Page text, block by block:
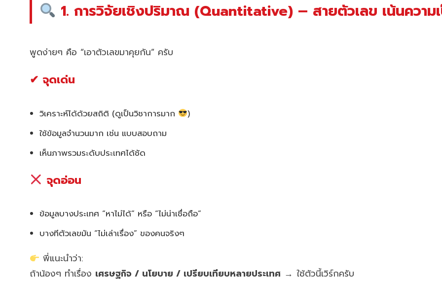
1. การวิจัยเชิงปริมาณ (Quantitative) – สายตัวเลข เน้นความเ
พูดง่ายๆ คือ “เอาตัวเลขมาคุยกัน” ครับ
✔ จุดเด่น
วิเคราะห์ได้ด้วยสถิติ (ดูเป็นวิชาการมาก
)
ใช้ข้อมูลจำนวนมาก เช่น แบบสอบถาม
เห็นภาพรวมระดับประเทศได้ชัด
จุดอ่อน
ข้อมูลบางประเทศ “หาไม่ได้” หรือ “ไม่น่าเชื่อถือ”
บางทีตัวเลขมัน “ไม่เล่าเรื่อง” ของคนจริงๆ
พี่แนะนำว่า:
ถ้าน้องๆ ทำเรื่อง เศรษฐกิจ / นโยบาย / เปรียบเทียบหลายประเทศ → ใช้ตัวนี้เวิร์กครับ